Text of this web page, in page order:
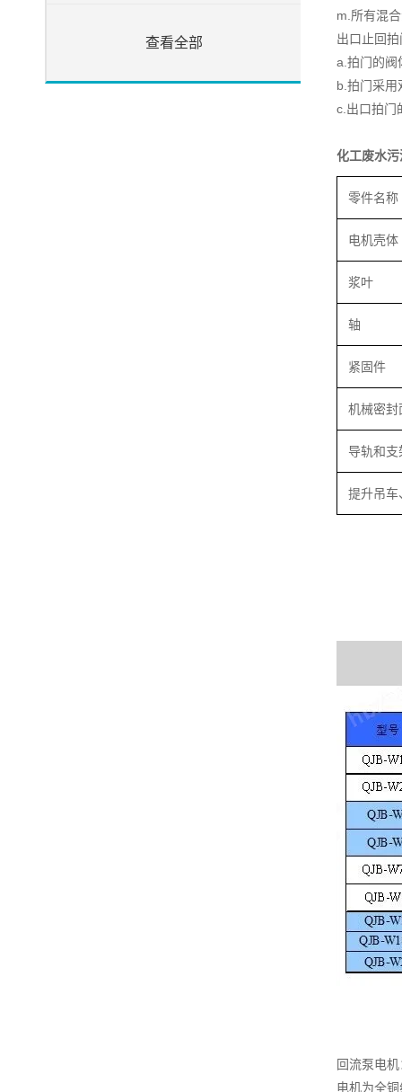
查看全部
m.所有混
出口止回
a.拍门的阀
b.拍门采用
c.出口拍门
化工废水
零件名称
电机壳体
浆叶
轴
紧固件
机械密封
导轨和支
提升吊车
回流泵电机
电机为全